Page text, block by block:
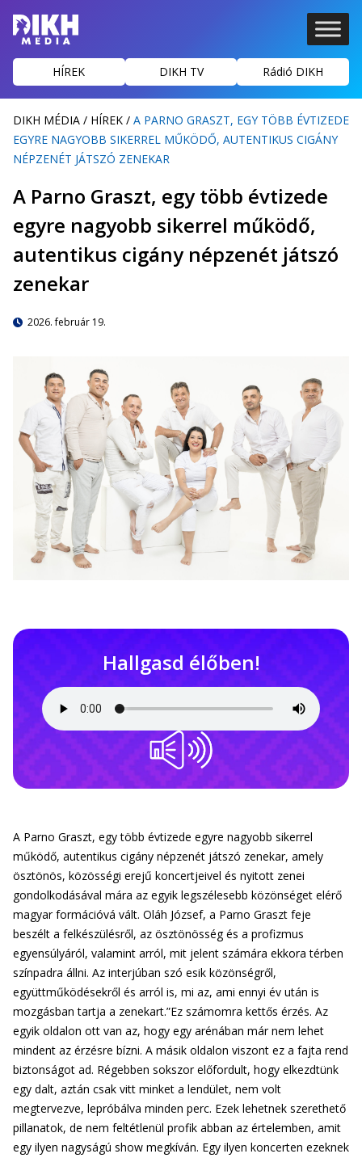
HÍREK DIKH TV Rádió DIKH
DIKH MÉDIA / HÍREK / A PARNO GRASZT, EGY TÖBB ÉVTIZEDE
EGYRE NAGYOBB SIKERREL MŰKÖDŐ, AUTENTIKUS CIGÁNY
NÉPZENÉT JÁTSZÓ ZENEKAR
A Parno Graszt, egy több évtizede
egyre nagyobb sikerrel működő,
autentikus cigány népzenét játszó
zenekar
2026. február 19.
Hallgasd élőben!
A Parno Graszt, egy több évtizede egyre nagyobb sikerrel
működő, autentikus cigány népzenét játszó zenekar, amely
ösztönös, közösségi erejű koncertjeivel és nyitott zenei
gondolkodásával mára az egyik legszélesebb közönséget elérő
magyar formációvá vált. Oláh József, a Parno Graszt feje
beszélt a felkészülésről, az ösztönösség és a profizmus
egyensúlyáról, valamint arról, mit jelent számára ekkora térben
színpadra állni. Az interjúban szó esik közönségről,
együttműködésekről és arról is, mi az, ami ennyi év után is
mozgásban tartja a zenekart.”Ez számomra kettős érzés. Az
egyik oldalon ott van az, hogy egy arénában már nem lehet
mindent az érzésre bízni. A másik oldalon viszont ez a fajta rend
biztonságot ad. Régebben sokszor előfordult, hogy elkezdtünk
egy dalt, aztán csak vitt minket a lendület, nem volt
megtervezve, lepróbálva minden perc. Ezek lehetnek szerethető
pillanatok, de nem feltétlenül profik abban az értelemben, amit
egy ilyen nagyságú show megkíván. Egy ilyen koncerten ezeknek